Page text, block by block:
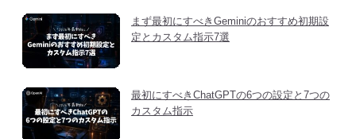
まず最初にすべきGeminiのおすすめ初期設
定とカスタム指示7選
最初にすべきChatGPTの6つの設定と7つの
カスタム指示